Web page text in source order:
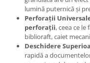
lumină puternică și
Perforații
perforații, ceea ce
biblioraft, caiet
Deschidere
rapidă a